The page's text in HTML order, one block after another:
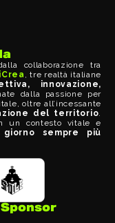
collaborazione tra
, tre realtà italiane
innovazione,
dalla passione per
oltre all’incessante
del territorio.
un contesto vitale e
giorno sempre più